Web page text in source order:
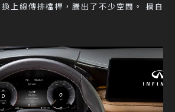
上線傳排檔桿，騰出了不少空間。 摘自